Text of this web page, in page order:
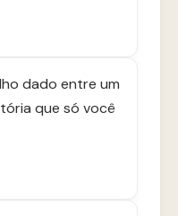
dado entre um
que só você